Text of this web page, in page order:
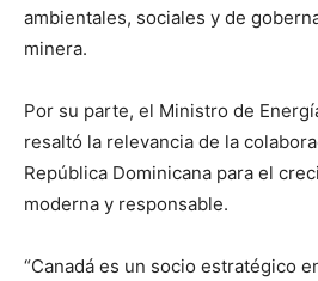
ambientales, sociales y de
minera.
Por su parte, el Ministro de
resaltó la relevancia de la
República Dominicana para el
moderna y responsable.
“Canadá es un socio estratégico